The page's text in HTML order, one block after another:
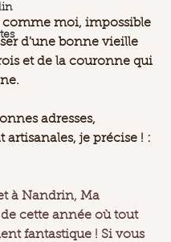
comme moi, impossible
d'une bonne vieille
et de la couronne qui
adresses,
je précise ! :
à Nandrin, Ma
cette année où tout
fantastique ! Si vous